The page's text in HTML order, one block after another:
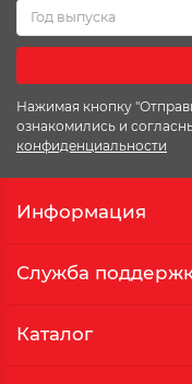
Нажимая кнопку
ознакомились и
конфиденциальности
Информация
Служба
Каталог